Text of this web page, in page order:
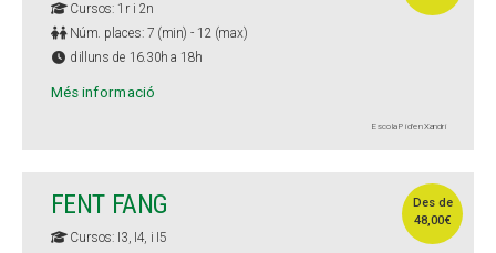
Cursos: 1r i 2n
Núm. places: 7 (min) - 12 (max)
dilluns de 16.30h a 18h
Més informació
Escola Pi d'en Xandri
Des de
48,00€
FENT FANG
Cursos: I3, I4, i I5